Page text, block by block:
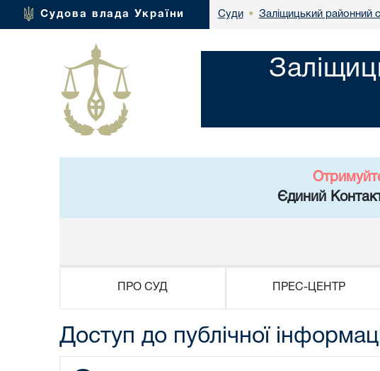
Судова влада України Суди • Заліщицький районний
Єдиний
ПРО СУД ПРЕС-ЦЕНТР
Доступ до публічної